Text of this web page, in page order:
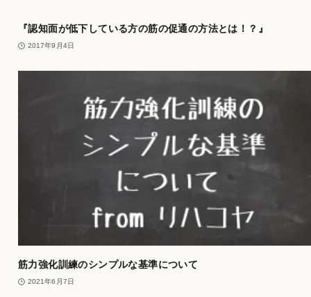
『認知面が低下している方の筋の促通の方法とは！？』
2017年9月4日
筋力強化訓練のシンプルな基準について
2021年6月7日